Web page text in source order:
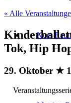
Kurs-
« Alle
Tok, Hip
29. Oktober ★